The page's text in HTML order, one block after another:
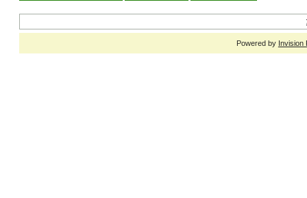
Powered by Invision